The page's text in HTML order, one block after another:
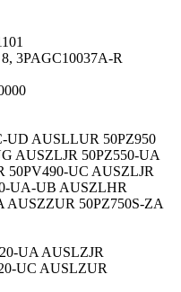
3PAGC10037A-R
UD AUSLLUR 50PZ950
AUSZLJR 50PZ550-UA
50PV490-UC AUSZLJR
UA-UB AUSZLHR
AUSZZUR 50PZ750S-ZA
UA AUSLZJR
UC AUSLZUR